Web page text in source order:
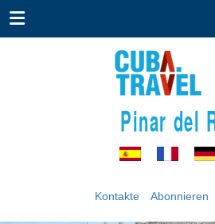
Pinar del
Kontakte Abonnieren